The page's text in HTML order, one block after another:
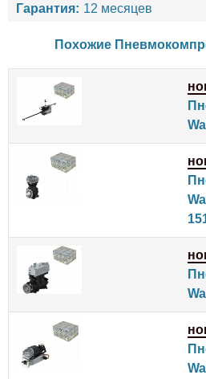
Гарантия: 12 месяцев
Похожие